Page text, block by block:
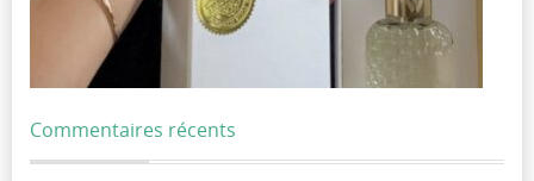
Commentaires récents